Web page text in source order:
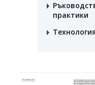
практики